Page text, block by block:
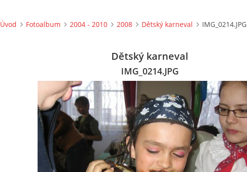
Úvod Fotoalbum 2004 - 2010 2008 Dětský karneval IMG_0214.JPG
Dětský karneval
IMG_0214.JPG